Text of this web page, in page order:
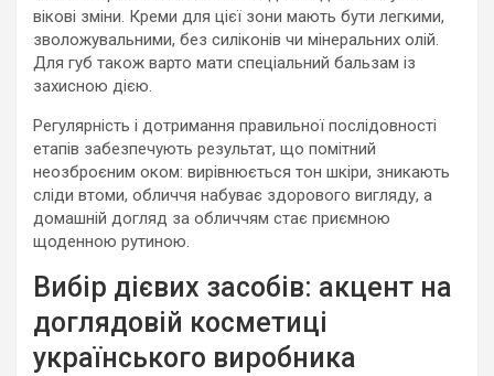
вікові зміни. Креми для цієї зони мають бути легкими,
зволожувальними, без силіконів чи мінеральних олій.
Для губ також варто мати спеціальний бальзам із
захисною дією.
Регулярність і дотримання правильної послідовності
етапів забезпечують результат, що помітний
неозброєним оком: вирівнюється тон шкіри, зникають
сліди втоми, обличчя набуває здорового вигляду, а
домашній догляд за обличчям стає приємною
щоденною рутиною.
Вибір дієвих засобів: акцент на
доглядовій косметиці
українського виробника